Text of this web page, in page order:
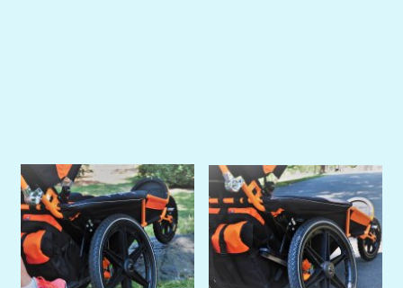
Previous Next